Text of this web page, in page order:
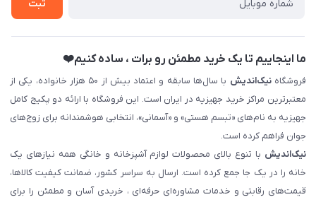
ثبت
ما اینجاییم تا یک خرید مطمئن رو برات ، ساده کنیم❤️
فروشگاهنیک‌اندیش
با سال‌ها سابقه و اعتماد بیش از ۵۰ هزار خانواده، یکی از
معتبرترین مراکز خرید جهیزیه در ایران است. این فروشگاه با ارائه دو پکیج کامل
جهیزیه به نام‌های «تبسم هستی» و «آسمانی»، انتخابی هوشمندانه برای زوج‌های
جوان فراهم کرده است.
نیک‌اندیش با تنوع بالای محصولات لوازم آشپزخانه و خانگی همه نیازهای یک
خانه را در یک جا جمع کرده است. ارسال به سراسر کشور، ضمانت کیفیت کالاها،
قیمت‌های رقابتی و خدمات مشاوره‌ای حرفه‌ای ، خریدی آسان و مطمئن را برای